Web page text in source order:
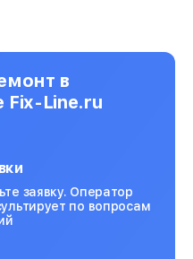
в
Fix-Line.ru
заявку. Оператор
по вопросам